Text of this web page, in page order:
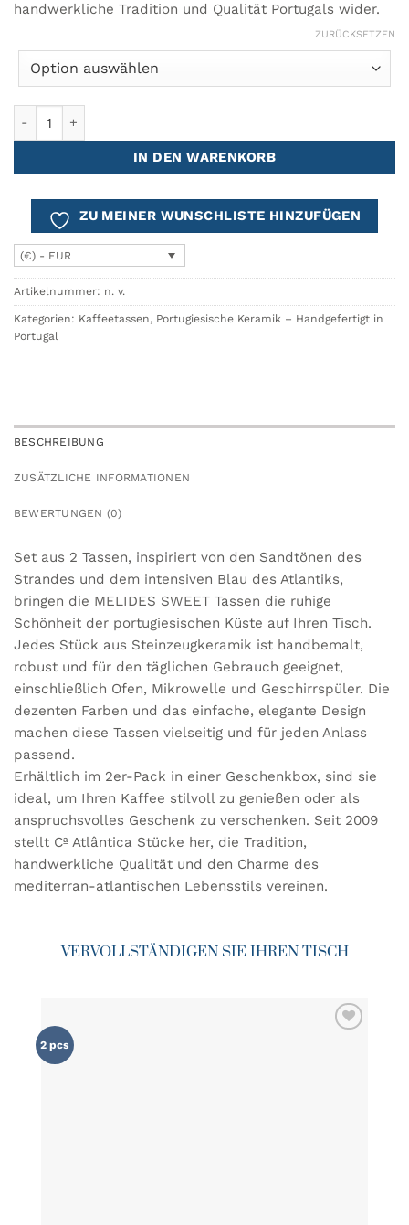
handwerkliche Tradition und Qualität Portugals wider.
ZURÜCKSETZEN
IN DEN WARENKORB
ZU MEINER WUNSCHLISTE HINZUFÜGEN
(€) - EUR
Artikelnummer: n. v.
Kategorien: Kaffeetassen, Portugiesische Keramik – Handgefertigt in
Portugal
BESCHREIBUNG
ZUSÄTZLICHE INFORMATIONEN
BEWERTUNGEN (0)
Set aus 2 Tassen, inspiriert von den Sandtönen des
Strandes und dem intensiven Blau des Atlantiks,
bringen die MELIDES SWEET Tassen die ruhige
Schönheit der portugiesischen Küste auf Ihren Tisch.
Jedes Stück aus Steinzeugkeramik ist handbemalt,
robust und für den täglichen Gebrauch geeignet,
einschließlich Ofen, Mikrowelle und Geschirrspüler. Die
dezenten Farben und das einfache, elegante Design
machen diese Tassen vielseitig und für jeden Anlass
passend.
Erhältlich im 2er-Pack in einer Geschenkbox, sind sie
ideal, um Ihren Kaffee stilvoll zu genießen oder als
anspruchsvolles Geschenk zu verschenken. Seit 2009
stellt Cª Atlântica Stücke her, die Tradition,
handwerkliche Qualität und den Charme des
mediterran-atlantischen Lebensstils vereinen.
VERVOLLSTÄNDIGEN SIE IHREN TISCH
2 pcs